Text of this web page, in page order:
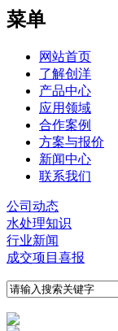
菜单
网站首页
了解创洋
产品中心
应用领域
合作案例
方案与报价
新闻中心
联系我们
公司动态
水处理知识
行业新闻
成交项目喜报